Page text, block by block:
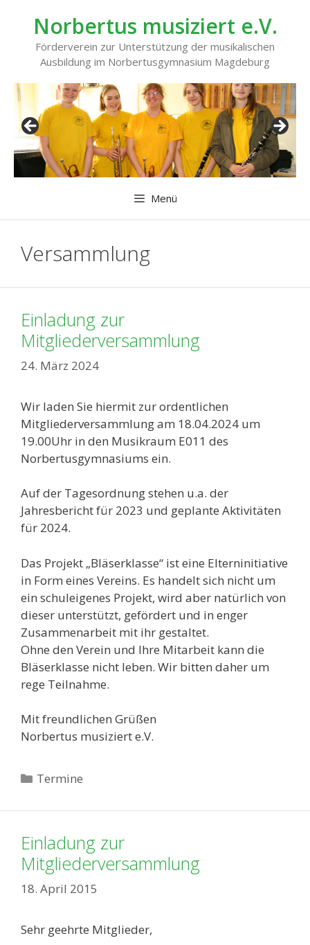
springen
Norbertus musiziert e.V.
Förderverein zur Unterstützung der musikalischen
Ausbildung im Norbertusgymnasium Magdeburg
Menü
Versammlung
Einladung zur
Mitgliederversammlung
24. März 2024
Wir laden Sie hiermit zur ordentlichen
Mitgliederversammlung am 18.04.2024 um
19.00Uhr in den Musikraum E011 des
Norbertusgymnasiums ein.
Auf der Tagesordnung stehen u.a. der
Jahresbericht für 2023 und geplante Aktivitäten
für 2024.
Das Projekt „Bläserklasse“ ist eine Elterninitiative
in Form eines Vereins. Es handelt sich nicht um
ein schuleigenes Projekt, wird aber natürlich von
dieser unterstützt, gefördert und in enger
Zusammenarbeit mit ihr gestaltet.
Ohne den Verein und Ihre Mitarbeit kann die
Bläserklasse nicht leben. Wir bitten daher um
rege Teilnahme.
Mit freundlichen Grüßen
Norbertus musiziert e.V.
Kategorien
Termine
Einladung zur
Mitgliederversammlung
18. April 2015
Sehr geehrte Mitglieder,